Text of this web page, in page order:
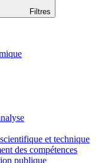
Filtres
et technique
des compétences
publique